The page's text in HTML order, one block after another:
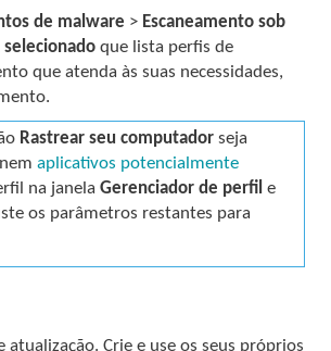
de malware > Escaneamento sob
selecionado que lista perfis de
que atenda às suas necessidades,
Rastrear seu computador seja
nemaplicativos potencialmente
na janelaGerenciador de perfil e
os parâmetros restantes para
Crie e use os seus próprios